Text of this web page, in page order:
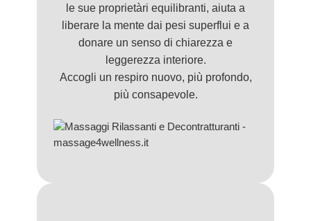
le sue proprietàri equilibranti, aiuta a
liberare la mente dai pesi superflui e a
donare un senso di chiarezza e
leggerezza interiore.
Accogli un respiro nuovo, più profondo,
più consapevole.